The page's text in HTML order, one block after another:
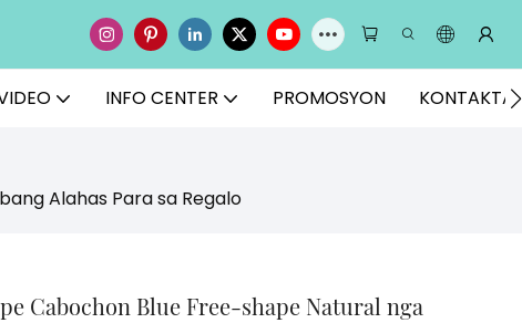
INFO CENTER PROMOSYON KONTAKTA
Alahas Para sa Regalo
Cabochon Blue Free-shape Natural nga